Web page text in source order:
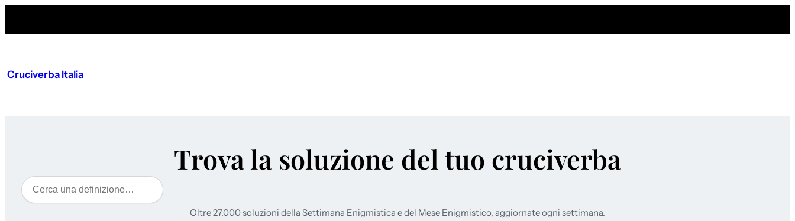
Cruciverba Italia
Trova la soluzione del tuo cruciverba
Cerca
Oltre 27.000 soluzioni della Settimana Enigmistica e del Mese Enigmistico, aggiornate ogni settimana.